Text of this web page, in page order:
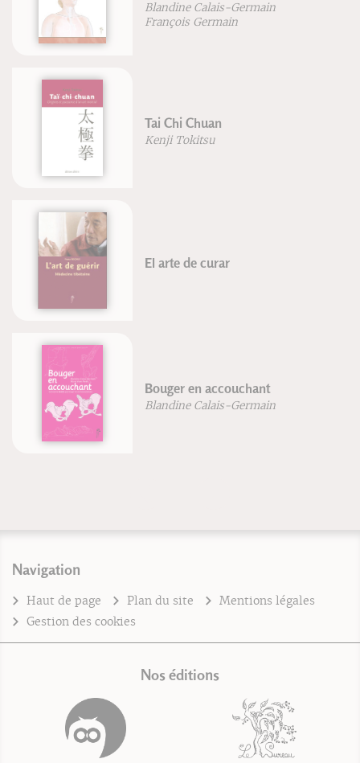
Blandine Calais-Germain
François Germain
Tai Chi Chuan
Kenji Tokitsu
El arte de curar
Bouger en accouchant
Blandine Calais-Germain
Navigation
Haut de page Plan du site
Mentions légales
Gestion des cookies
Nos éditions